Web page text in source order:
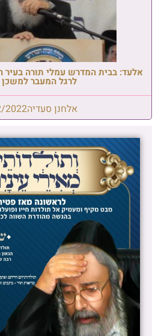
אלעד: בבית המדרש עמלי תורה בעיר
לרגל המעבר
אלחנן סעדיה2022